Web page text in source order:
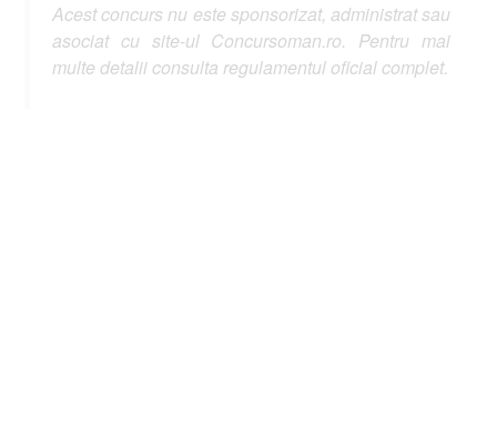
Acest concurs nu este sponsorizat, administrat sau
asociat cu site-ul Concursoman.ro. Pentru mai
multe detalii consulta regulamentul oficial complet.